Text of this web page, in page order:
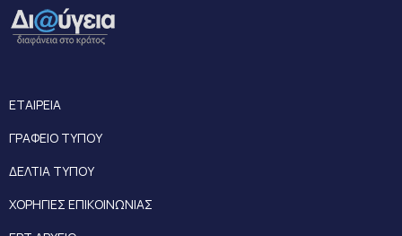
ΕΤΑΙΡΕΙΑ
ΓΡΑΦΕΙΟ ΤΥΠΟΥ
ΔΕΛΤΙΑ ΤΥΠΟΥ
ΧΟΡΗΓΙΕΣ ΕΠΙΚΟΙΝΩΝΙΑΣ